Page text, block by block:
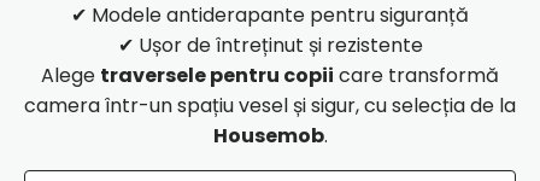
✔ Modele antiderapante pentru siguranță
✔ Ușor de întreținut și rezistente
Alege traversele pentru copii care transformă
camera într-un spațiu vesel și sigur, cu selecția de la
Housemob.